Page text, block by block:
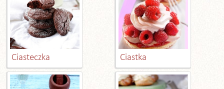
Ciasteczka Ciastka